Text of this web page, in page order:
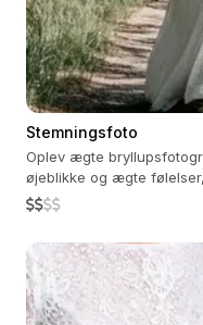
Stemningsfoto
Oplev ægte
øjeblikke og ægte